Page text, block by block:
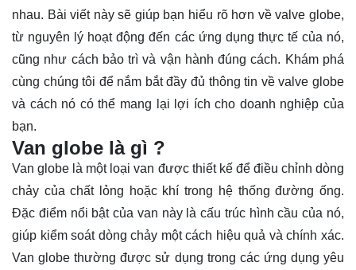
nhau. Bài viết này sẽ giúp bạn hiểu rõ hơn về valve globe,
từ nguyên lý hoạt động đến các ứng dụng thực tế của nó,
cũng như cách bảo trì và vận hành đúng cách. Khám phá
cùng chúng tôi để nắm bắt đầy đủ thông tin về valve globe
và cách nó có thể mang lại lợi ích cho doanh nghiệp của
bạn.
Van globe là gì ?
Van globe là một loại van được thiết kế để điều chỉnh dòng
chảy của chất lỏng hoặc khí trong hệ thống đường ống.
Đặc điểm nổi bật của van này là cấu trúc hình cầu của nó,
giúp kiểm soát dòng chảy một cách hiệu quả và chính xác.
Van globe thường được sử dụng trong các ứng dụng yêu